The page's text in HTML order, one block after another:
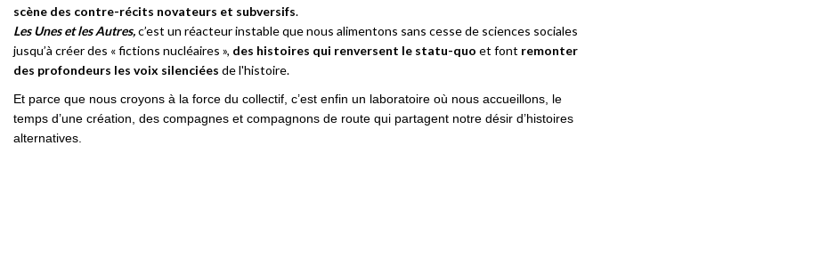
scène des contre-récits novateurs et subversifs.
Les Unes et les Autres,c’est un réacteur instable que nous alimentons sans cesse de sciences sociales
jusqu’à créer des « fictions nucléaires », des histoires qui renversent le statu-quo et font remonter
des profondeurs les voix silenciées de l'histoire.
Et parce que nous croyons à la force du collectif, c’est enfin un laboratoire où nous accueillons, le
temps d’une création, des compagnes et compagnons de route qui partagent notre désir d’histoires
alternatives.